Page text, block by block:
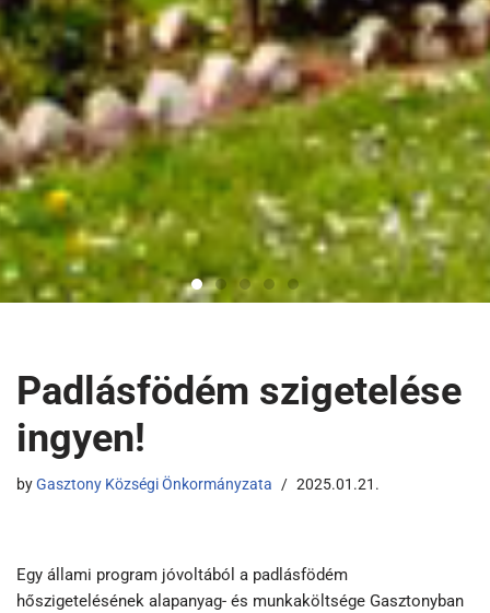
Padlásfödém szigetelése
ingyen!
byGasztony Községi Önkormányzata 2025.01.21.
Egy állami program jóvoltából a padlásfödém
hőszigetelésének alapanyag- és munkaköltsége Gasztonyban